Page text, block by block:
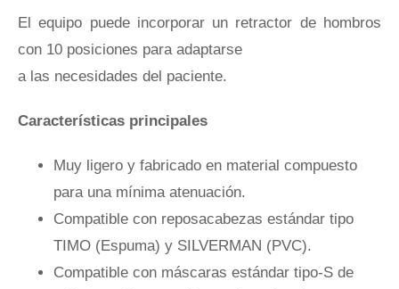
El equipo puede incorporar un retractor de hombros
con 10 posiciones para adaptarse
a las necesidades del paciente.
Características principales
Muy ligero y fabricado en material compuesto
para una mínima atenuación.
Compatible con reposacabezas estándar tipo
TIMO (Espuma) y SILVERMAN (PVC).
Compatible con máscaras estándar tipo-S de